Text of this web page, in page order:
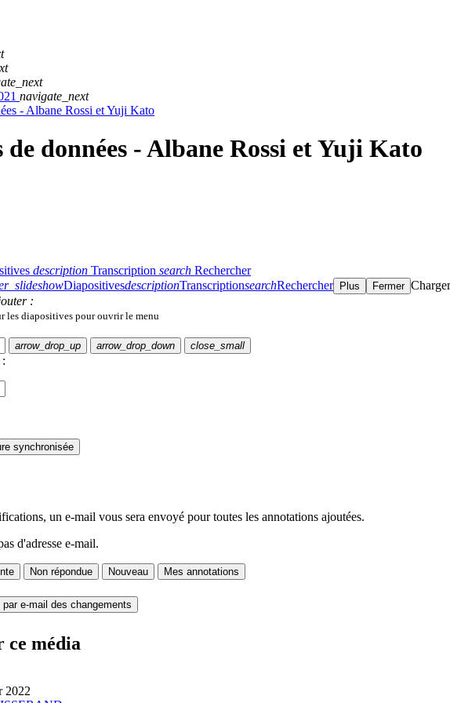
navigate_next
- Albane Rossi et Yuji Kato
de données - Albane Rossi et Yuji Kato
description Transcription search Rechercher
DiapositivesdescriptionTranscriptionsearchRechercher Plus Fermer
:
les diapositives pour ouvrir le menu
arrow_drop_up arrow_drop_down close_small
synchronisée
un e-mail vous sera envoyé pour toutes les annotations ajoutées.
d'adresse e-mail.
Non répondue Nouveau
Mes annotations
e-mail des changements
ce média
2022